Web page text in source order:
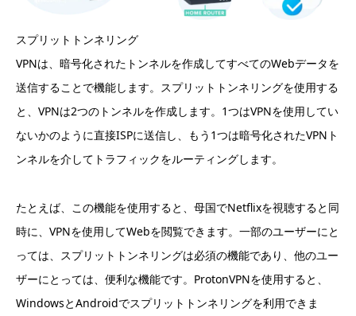
スプリットトンネリング
VPNは、暗号化されたトンネルを作成してすべてのWebデータを
送信することで機能します。スプリットトンネリングを使用する
と、VPNは2つのトンネルを作成します。1つはVPNを使用してい
ないかのように直接ISPに送信し、もう1つは暗号化されたVPNト
ンネルを介してトラフィックをルーティングします。
たとえば、この機能を使用すると、母国でNetflixを視聴すると同
時に、VPNを使用してWebを閲覧できます。一部のユーザーにと
っては、スプリットトンネリングは必須の機能であり、他のユー
ザーにとっては、便利な機能です。ProtonVPNを使用すると、
WindowsとAndroidでスプリットトンネリングを利用できま